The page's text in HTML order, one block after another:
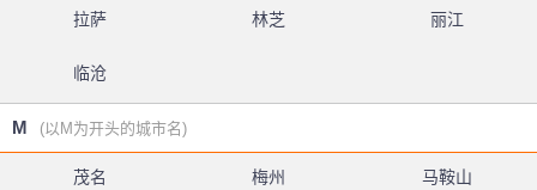
拉萨 林芝 丽江
临沧
M (以M为开头的城市名)
茂名 梅州 马鞍山